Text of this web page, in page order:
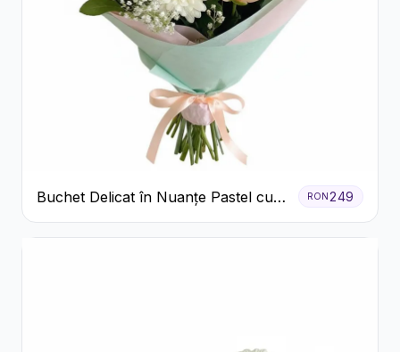
Buchet Delicat în Nuanțe Pastel cu
Trandafiri și Crizanteme Roz
RON 249